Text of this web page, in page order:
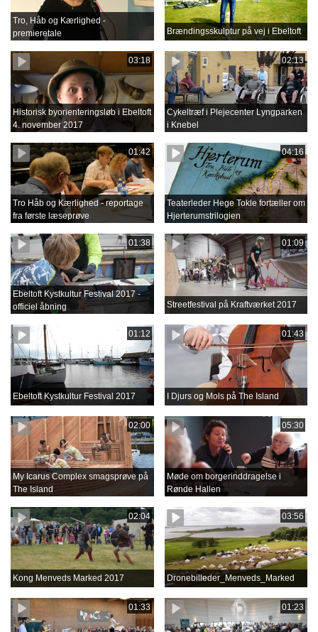
Tro, Håb og Kærlighed -
premieretale
Brændingsskulptur på vej i Ebeltoft
03:18
Historisk byorienteringsløb i Ebeltoft
4. november 2017
02:13
Cykeltræf i Plejecenter Lyngparken
i Knebel
01:42
Tro Håb og Kærlighed - reportage
fra første læseprøve
04:16
Teaterleder Hege Tokle fortæller om
Hjerterumstrilogien
01:38
Ebeltoft Kystkultur Festival 2017 -
officiel åbning
01:09
Streetfestival på Kraftværket 2017
01:12
Ebeltoft Kystkultur Festival 2017
01:43
I Djurs og Mols på The Island
02:00
My Icarus Complex smagsprøve på
The Island
05:30
Møde om borgerinddragelse i
Rønde Hallen
02:04
Kong Menveds Marked 2017
03:56
Dronebilleder_Menveds_Marked
01:33 01:23